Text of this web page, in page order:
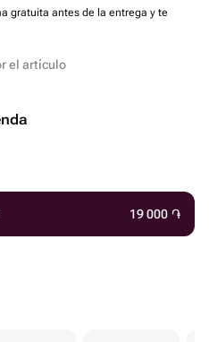
gratuita antes de la entrega y te
el artículo
19 000 ֏